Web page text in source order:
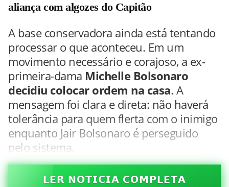
aliança com algozes do Capitão
A base conservadora ainda está tentando
processar o que aconteceu. Em um
movimento necessário e corajoso, a ex-
primeira-dama Michelle Bolsonaro
decidiu colocar ordem na casa. A
mensagem foi clara e direta: não haverá
tolerância para quem flerta com o inimigo
enquanto Jair Bolsonaro é perseguido
pelo sistema.
𝗟𝗘𝗥 𝗡𝗢𝗧𝗜𝗖𝗜𝗔 𝗖𝗢𝗠𝗣𝗟𝗘𝗧𝗔